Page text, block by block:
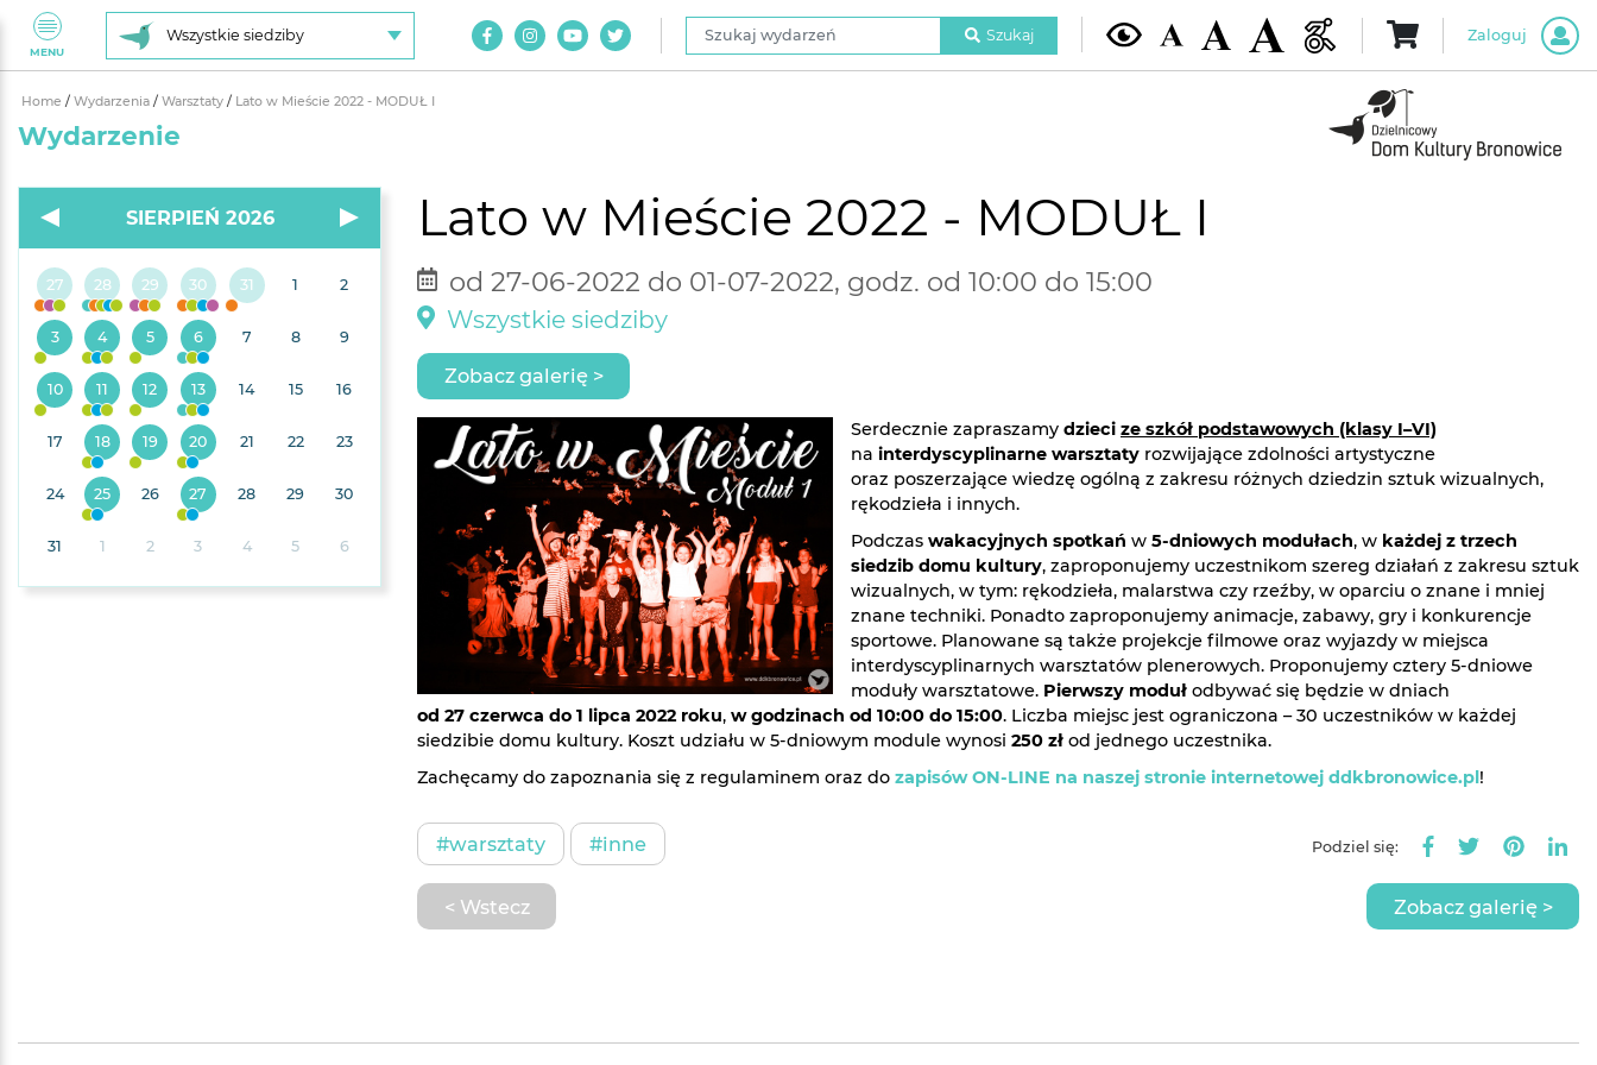
MENU
Wszystkie siedziby
Szukaj wydarzeń
Szukaj Zaloguj
Home / Wydarzenia / Warsztaty / Lato w Mieście 2022 - MODUŁ I
Wydarzenie
Lato w Mieście 2022 - MODUŁ I
od 27-06-2022 do 01-07-2022, godz. od 10:00 do 15:00
Wszystkie siedziby
Zobacz galerię >
Serdecznie zapraszamy dzieci ze szkół podstawowych (klasy I–VI)
na interdyscyplinarne warsztaty rozwijające zdolności artystyczne
oraz poszerzające wiedzę ogólną z zakresu różnych dziedzin sztuk wizualnych,
rękodzieła i innych.
Podczas wakacyjnych spotkań w 5-dniowych modułach, w każdej z trzech
siedzib domu kultury, zaproponujemy uczestnikom szereg działań z zakresu sztuk
wizualnych, w tym: rękodzieła, malarstwa czy rzeźby, w oparciu o znane i mniej
znane techniki. Ponadto zaproponujemy animacje, zabawy, gry i konkurencje
sportowe. Planowane są także projekcje filmowe oraz wyjazdy w miejsca
interdyscyplinarnych warsztatów plenerowych. Proponujemy cztery 5-dniowe
moduły warsztatowe. Pierwszy moduł odbywać się będzie w dniach
od 27 czerwca do 1 lipca 2022 roku, w godzinach od 10:00 do 15:00. Liczba miejsc jest ograniczona – 30 uczestników w każdej
siedzibie domu kultury. Koszt udziału w 5-dniowym module wynosi 250 zł od jednego uczestnika.
Zachęcamy do zapoznania się z regulaminem oraz do zapisów ON-LINE na naszej stronie internetowej ddkbronowice.pl!
#warsztaty #inne Podziel się:
< Wstecz Zobacz galerię >
SIERPIEŃ 2026
27 28 29 30 31 1 2
3 4 5 6 7 8 9
10 11 12 13 14 15 16
17 18 19 20 21 22 23
24 25 26 27 28 29 30
31 1 2 3 4 5 6